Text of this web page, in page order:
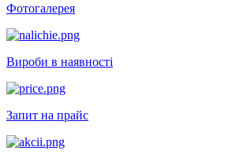
Фотогалерея
Вироби в наявності
Запит на прайс